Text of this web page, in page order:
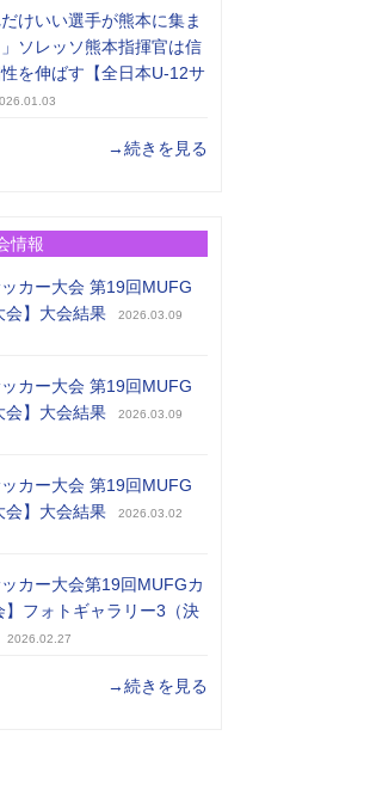
だけいい選手が熊本に集ま
ソレッソ熊本指揮官は信
を伸ばす【全日本U-12サ
→続きを見る
情報
ッカー大会 第19回MUFG
会】大会結果
2026.03.09
ッカー大会 第19回MUFG
会】大会結果
2026.03.09
ッカー大会 第19回MUFG
会】大会結果
2026.03.02
ッカー大会第19回MUFGカ
】フォトギャラリー3（決
2026.02.27
→続きを見る